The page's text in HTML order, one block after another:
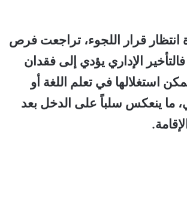
انتظار قرار اللجوء، تراجعت فرص
فالتأخير الإداري يؤدي إلى فقدان
استغلالها في تعلم اللغة أو
ما ينعكس سلباً على الدخل بعد